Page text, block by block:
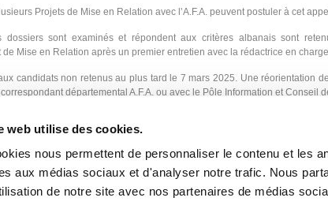
web utilise des cookies.
nous permettent de personnaliser le contenu et les
aux médias sociaux et d'analyser notre trafic. Nous
de notre site avec nos partenaires de médias
Projets de Mise en Relation avec l’A.F.A. peuvent postuler à cet
sont examinés et répondent aux critères albanais sont
Mise en Relation après un premier entretien avec la rédactrice en
candidats non retenus au plus tard le 7 mars 2025. Une réorientation
départemental A.F.A. ou avec le Pôle Information et Conseil
sur le site de l’AFA et/ou à contacter le Pôle Information et
protegee.fr
: janvier à juin 2025 Appel à candidatures